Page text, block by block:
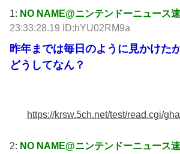
1: NO NAME@ニンテンドーニュース
23:33:28.19 ID:hYU02RM9a
昨年までは毎日のように見かけた
どうしてなん？
https://krsw.5ch.net/test/read.cgi/
2: NO NAME@ニンテンドーニュース